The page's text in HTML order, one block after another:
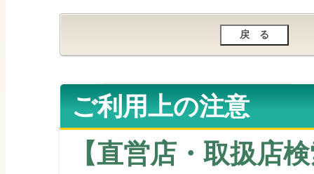
ご利用上の注意
【直営店・取扱店